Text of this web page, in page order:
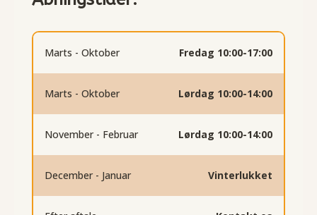
Marts - Oktober Fredag 10:00-17:00
Marts - Oktober Lørdag 10:00-14:00
November - Februar Lørdag 10:00-14:00
December - Januar Vinterlukket